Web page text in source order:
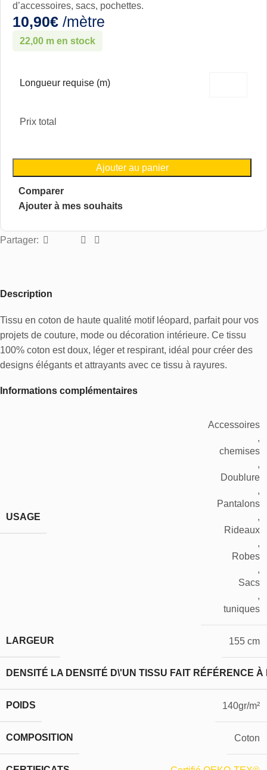
d’accessoires, sacs, pochettes.
10,90€ /mètre
22,00 m en stock
Longueur requise (m)
Prix total
Ajouter au panier
Comparer
Ajouter à mes souhaits
Partager:
Description
Tissu en coton de haute qualité motif léopard, parfait pour vos
projets de couture, mode ou décoration intérieure. Ce tissu
100% coton est doux, léger et respirant, idéal pour créer des
designs élégants et attrayants avec ce tissu à rayures.
Informations complémentaires
USAGE
Accessoires
,
chemises
,
Doublure
,
Pantalons
,
Rideaux
,
Robes
,
Sacs
,
tuniques
LARGEUR 155 cm
DENSITÉ LA DENSITÉ D\'UN TISSU FAIT RÉFÉRENCE
POIDS 140gr/m²
COMPOSITION Coton